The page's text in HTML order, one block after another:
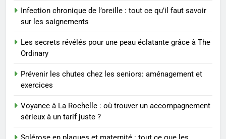
trouver un accompagnement
sérieux à un tarif juste ?
BIEN ÊTRE
1
reviennent chaque année
2
Infection chronique de l’oreille : tout ce qu’il faut savoir
sur les saignements
Les secrets révélés pour une peau éclatante grâce à The
Ordinary
Prévenir les chutes chez les seniors: aménagement et
exercices
Voyance à La Rochelle : où trouver un accompagnement
sérieux à un tarif juste ?